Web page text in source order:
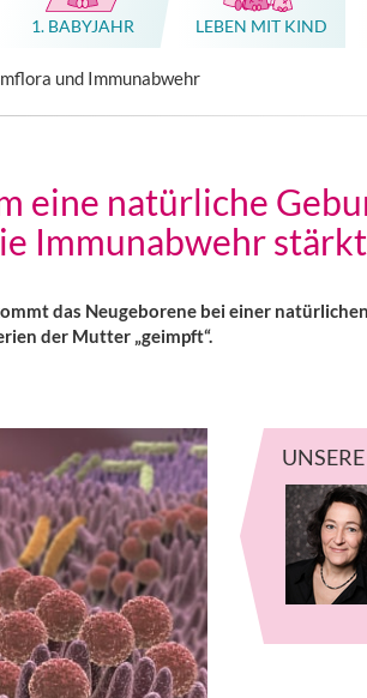
1. BABYJAHR LEBEN MIT KIND
und Immunabwehr
eine natürliche
Immunabwehr stärkt
das Neugeborene bei einer
der Mutter „geimpft“.